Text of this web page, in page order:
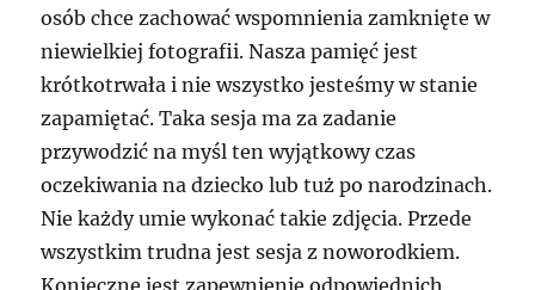
osób chce zachować wspomnienia zamknięte w
niewielkiej fotografii. Nasza pamięć jest
krótkotrwała i nie wszystko jesteśmy w stanie
zapamiętać. Taka sesja ma za zadanie
przywodzić na myśl ten wyjątkowy czas
oczekiwania na dziecko lub tuż po narodzinach.
Nie każdy umie wykonać takie zdjęcia. Przede
wszystkim trudna jest sesja z noworodkiem.
Konieczne jest zapewnienie odpowiednich